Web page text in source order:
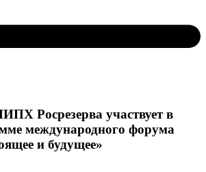
Росрезерва участвует в
международного форума
и будущее»